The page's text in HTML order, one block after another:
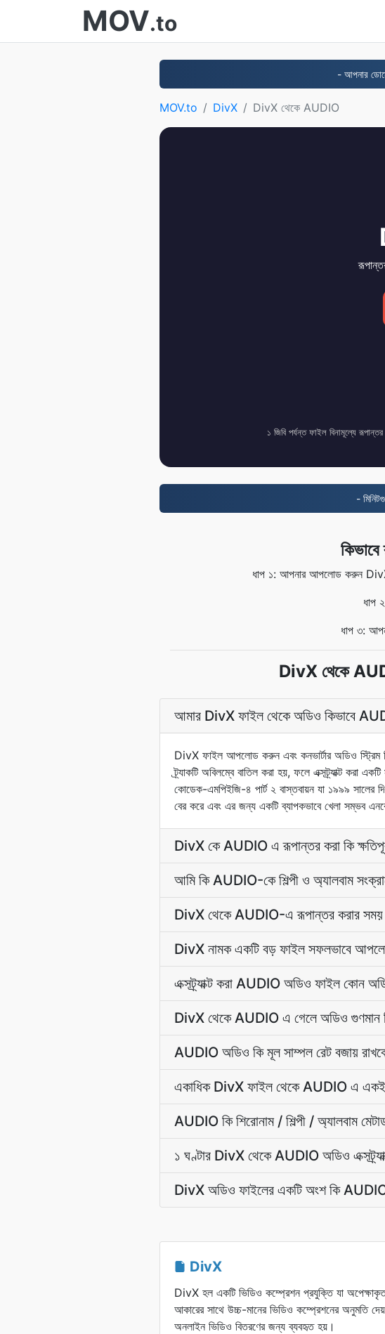
MOV.to
- আপনার
MOV.to DivX DivX থেকে AUDIO
১ জিবি পর্যন্ত ফাইল বিনামূল্যে
-
ধাপ ১: আপনার আপলোড করুন DivX
ধাপ
ধাপ ৩:
DivX থেকে
আমার DivX ফাইল থেকে অডিও কিভাবে
DivX ফাইল আপলোড করুন এবং কনভার্টার অডিও স্ট্রিম
ট্র্যাকটি অবিলম্বে বাতিল করা হয়, ফলে এক্সট্র্যাক্ট করা
কোডেক-এমপিইজি-৪ পার্ট ২ বাস্তবায়ন যা ১৯৯৯ সালের
বের করে এবং এর জন্য একটি ব্যাপকভাবে খেলা সম্ভব
DivX কে AUDIO এ রূপান্তর করা কি
আমি কি AUDIO-কে শিল্পী ও অ্যালবাম
DivX থেকে AUDIO-এ রূপান্তর করার সময়
DivX নামক একটি বড় ফাইল সফলভাবে
এক্সট্র্যাক্ট করা AUDIO অডিও ফাইল কোন
DivX থেকে AUDIO এ গেলে অডিও গুণমান
AUDIO অডিও কি মূল সাম্পল রেট বজায়
একাধিক DivX ফাইল থেকে AUDIO এ একই
AUDIO কি শিরোনাম / শিল্পী / অ্যালবাম
১ ঘণ্টার DivX থেকে AUDIO অডিও
DivX অডিও ফাইলের একটি অংশ কি AUDIO
DivX
DivX হল একটি ভিডিও কম্প্রেশন প্রযুক্তি যা
আকারের সাথে উচ্চ-মানের ভিডিও কম্প্রেশনের অনুমতি
অনলাইন ভিডিও বিতরণের জন্য ব্যবহৃত হয়।